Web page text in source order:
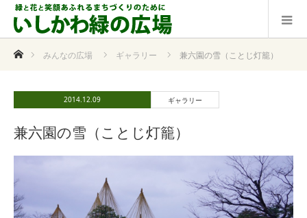
ホームみんなの広場 ギャラリー 兼六園の雪（ことじ灯籠）
2014.12.09 ギャラリー
兼六園の雪（ことじ灯籠）